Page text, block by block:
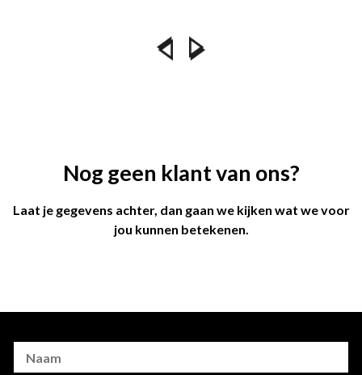
Nog geen klant van ons?
Laat je gegevens achter, dan gaan we kijken wat we voor
jou kunnen betekenen.